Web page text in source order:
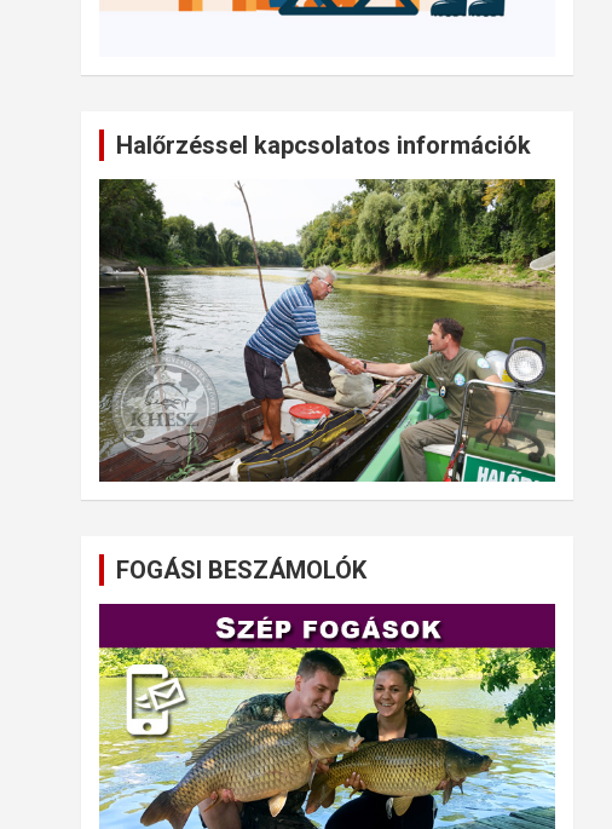
Halőrzéssel kapcsolatos információk
FOGÁSI BESZÁMOLÓK